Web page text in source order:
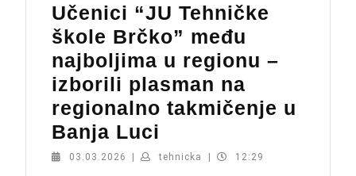
Učenici “JU Tehničke
škole Brčko” među
najboljima u regionu –
izborili plasman na
regionalno takmičenje u
Banja Luci
“JU
03.03.2026 03.03.2026
| tehnicka tehnicka
| 12:29